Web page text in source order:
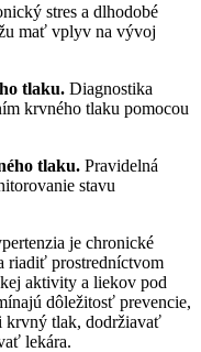
stres a dlhodobé
mať vplyv na vývoj
tlaku. Diagnostika
krvného tlaku pomocou
tlaku. Pravidelná
stavu
je chronické
riadiť prostredníctvom
aktivity a liekov pod
dôležitosť prevencie,
krvný tlak, dodržiavať
lekára.